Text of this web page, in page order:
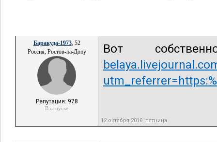
Баракуда-1973, 52
Россия, Ростов-на-Дону
Репутация: 978
В отпуске
Вот
12 октября 2018, пятница